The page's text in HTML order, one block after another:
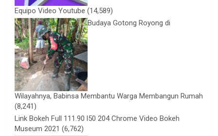
Equipo Video Youtube (14,589)
Budaya Gotong Royong di
Wilayahnya, Babinsa Membantu Warga Membangun Rumah
(8,241)
Link Bokeh Full 111.90 l50 204 Chrome Video Bokeh
Museum 2021 (6,762)